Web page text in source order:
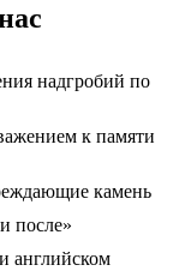
надгробий по
к памяти
камень
после»
английском